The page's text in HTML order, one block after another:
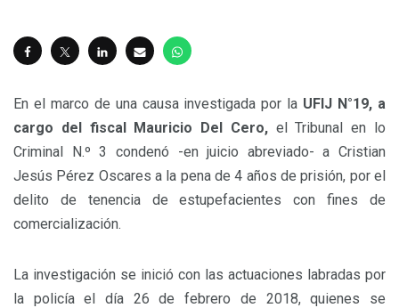
En el marco de una causa investigada por la UFIJ N°19, a
cargo del fiscal Mauricio Del Cero,el Tribunal en lo
Criminal N.º 3 condenó -en juicio abreviado- a Cristian
Jesús Pérez Oscares a la pena de 4 años de prisión, por el
delito de tenencia de estupefacientes con fines de
comercialización.
La investigación se inició con las actuaciones labradas por
la policía el día 26 de febrero de 2018, quienes se